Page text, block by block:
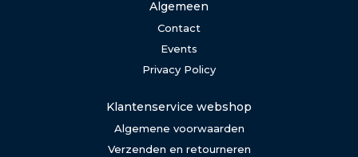
Algemeen
Contact
Events
Privacy Policy
Klantenservice webshop
Algemene voorwaarden
Verzenden en retourneren